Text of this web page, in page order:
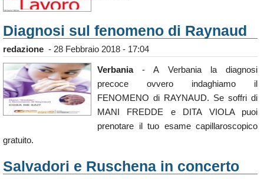
Diagnosi sul fenomeno di Raynaud
redazione - 28 Febbraio 2018 - 17:04
Verbania- A Verbania la diagnosi
precoce ovvero indaghiamo il
FENOMENO di RAYNAUD. Se soffri di
MANI FREDDE e DITA VIOLA puoi
prenotare il tuo esame capillaroscopico
gratuito.
Salvadori e Ruschena in concerto